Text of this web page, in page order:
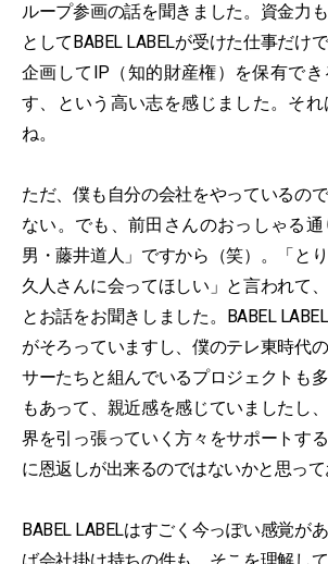
ループ参画の話を聞きました。資金力
としてBABEL LABELが受けた仕事だけ
企画してIP（知的財産権）を保有で
す、という高い志を感じました。そ
ね。
ただ、僕も自分の会社をやっているの
ない。でも、前田さんのおっしゃる
男・藤井道人」ですから（笑）。「と
久人さんに会ってほしい」と言われて
とお話をお聞きしました。BABEL
がそろっていますし、僕のテレ東時代
サーたちと組んでいるプロジェクトも
もあって、親近感を感じていましたし
界を引っ張っていく方々をサポートす
に恩返しが出来るのではないかと思って
BABEL LABELはすごく今っぽい感覚が